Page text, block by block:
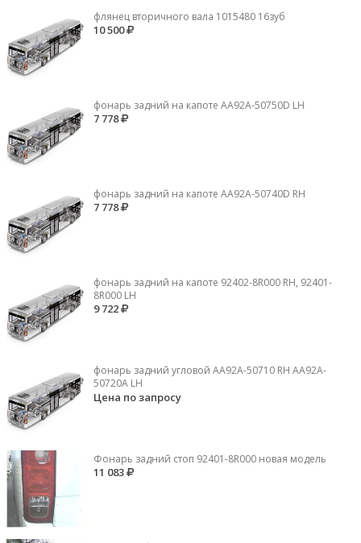
флянец вторичного вала 1015480 16зуб
10 500
фонарь задний на капоте AA92A-50750D LH
7 778
фонарь задний на капоте AA92A-50740D RH
7 778
фонарь задний на капоте 92402-8R000 RH, 92401-
8R000 LH
9 722
фонарь задний угловой AA92A-50710 RH AA92A-
50720A LH
Цена по запросу
Фонарь задний стоп 92401-8R000 новая модель
11 083